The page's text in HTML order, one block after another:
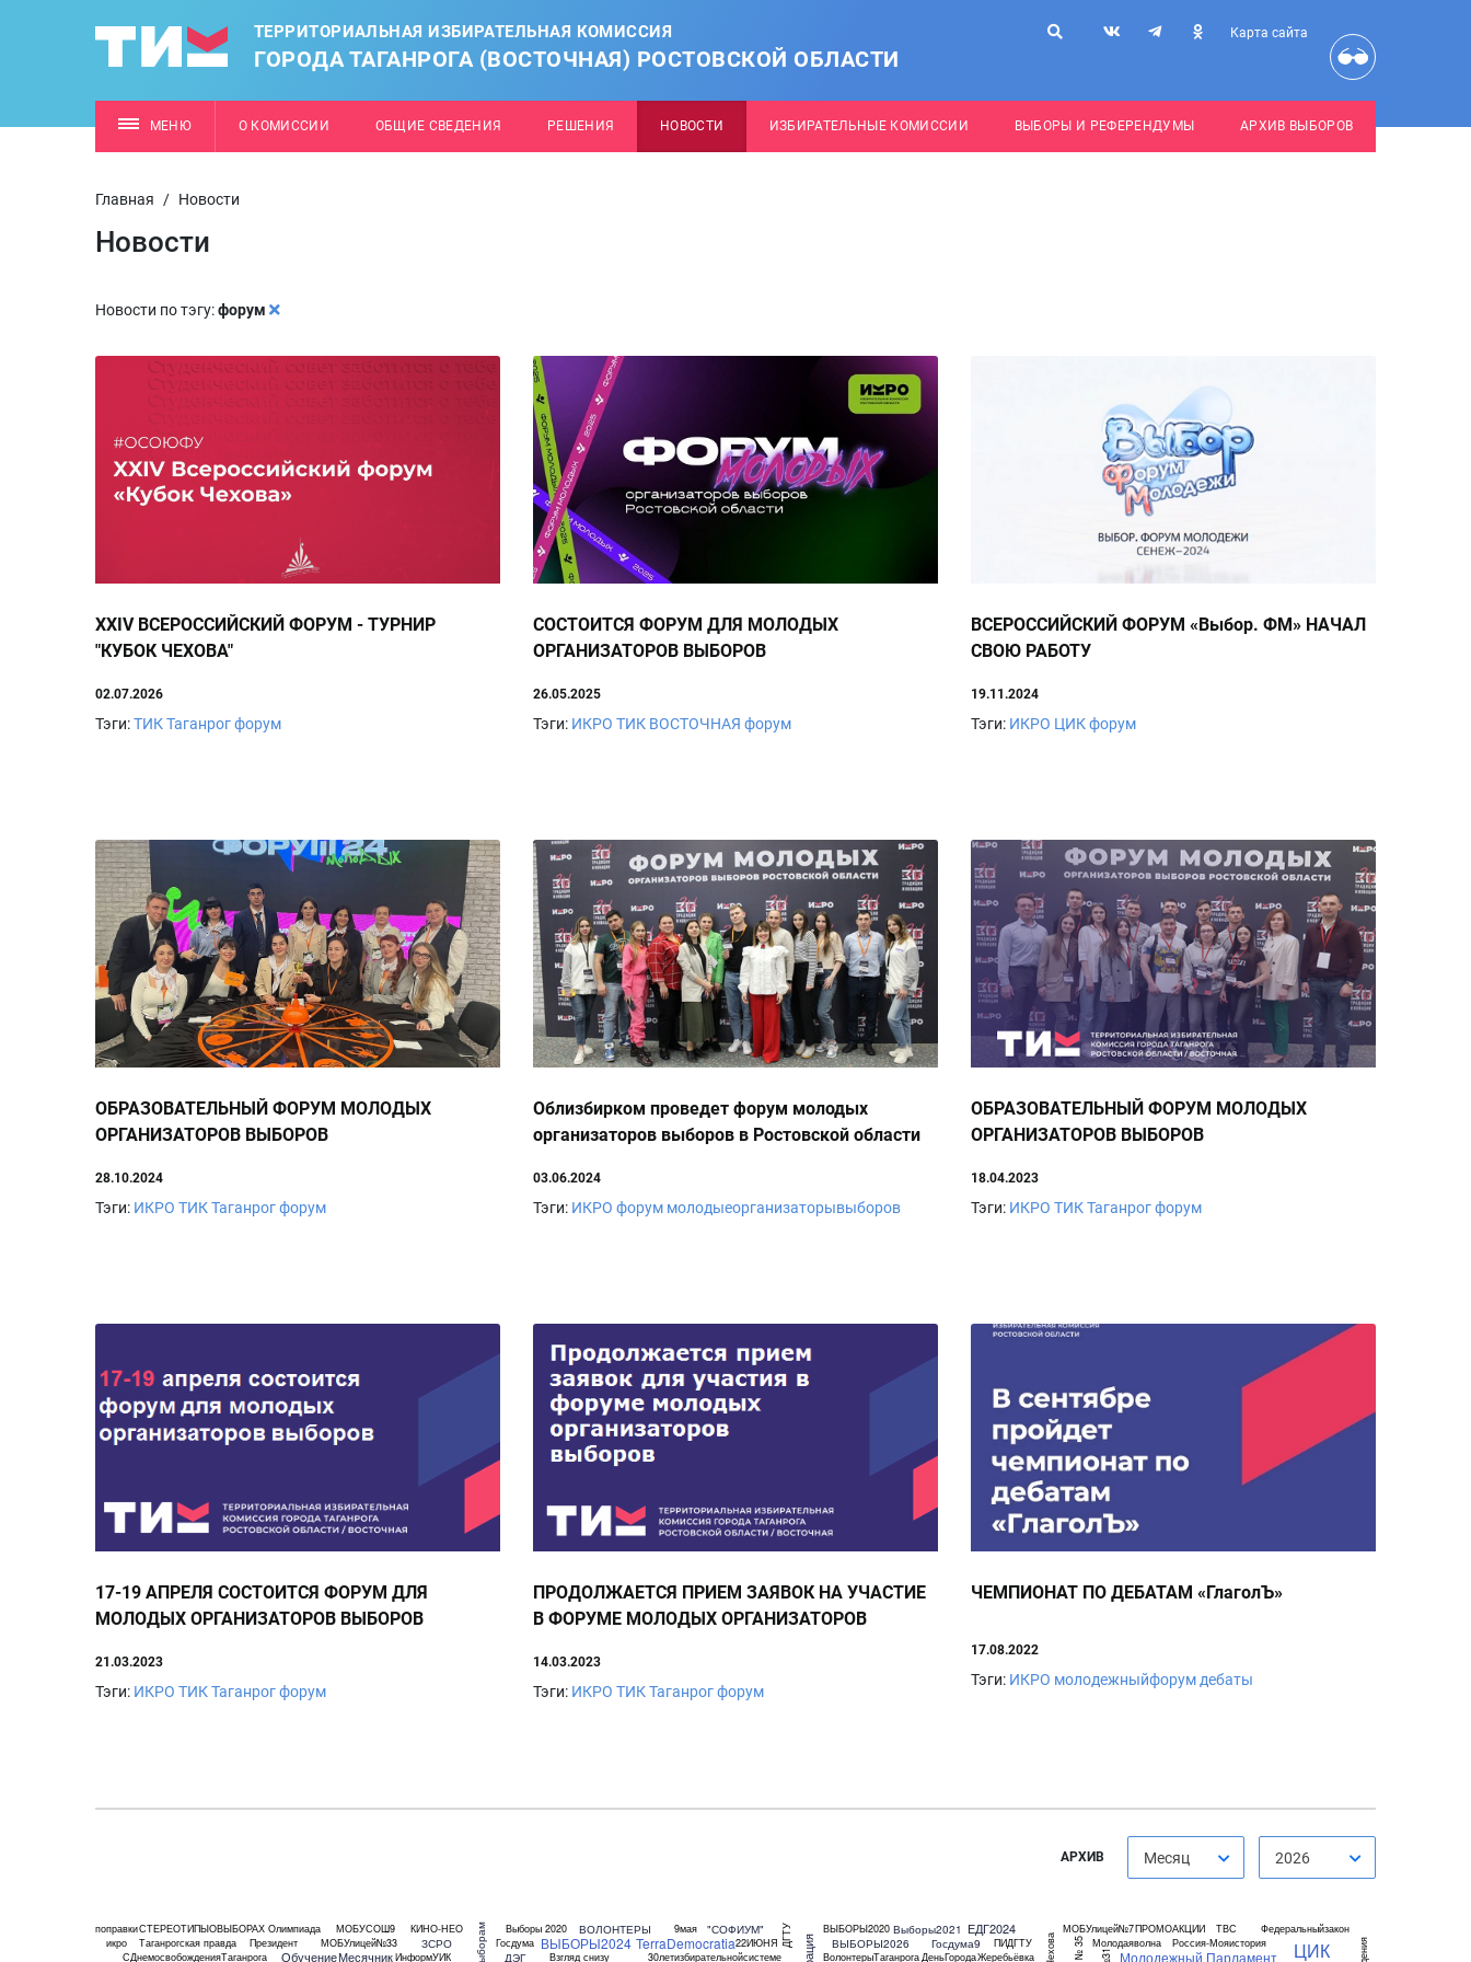
ТЕРРИТОРИАЛЬНАЯ ИЗБИРАТЕЛЬНАЯ КОМИССИЯ
ГОРОДА ТАГАНРОГА (ВОСТОЧНАЯ) РОСТОВСКОЙ ОБЛАСТИ
Карта сайта
МЕНЮ О КОМИССИИ ОБЩИЕ СВЕДЕНИЯ РЕШЕНИЯ НОВОСТИ ИЗБИРАТЕЛЬНЫЕ КОМИССИИ ВЫБОРЫ И РЕФЕРЕНДУМЫ АРХИВ ВЫБОРОВ
Главная / Новости
Новости
Новости по тэгу:форум
XXIV ВСЕРОССИЙСКИЙ ФОРУМ - ТУРНИР
"КУБОК ЧЕХОВА"
02.07.2026
Тэги:ТИКТаганрогфорум
СОСТОИТСЯ ФОРУМ ДЛЯ МОЛОДЫХ
ОРГАНИЗАТОРОВ ВЫБОРОВ
26.05.2025
Тэги: ИКРО ТИК ВОСТОЧНАЯ форум
ВСЕРОССИЙСКИЙ ФОРУМ «Выбор. ФМ» НАЧАЛ
СВОЮ РАБОТУ
19.11.2024
Тэги: ИКРО ЦИКфорум
ОБРАЗОВАТЕЛЬНЫЙ ФОРУМ МОЛОДЫХ
ОРГАНИЗАТОРОВ ВЫБОРОВ
28.10.2024
Тэги: ИКРО ТИКТаганрогфорум
Облизбирком проведет форум молодых
организаторов выборов в Ростовской области
03.06.2024
Тэги: ИКРО форум молодыеорганизаторывыборов
ОБРАЗОВАТЕЛЬНЫЙ ФОРУМ МОЛОДЫХ
ОРГАНИЗАТОРОВ ВЫБОРОВ
18.04.2023
Тэги: ИКРО ТИКТаганрогфорум
17-19 АПРЕЛЯ СОСТОИТСЯ ФОРУМ ДЛЯ
МОЛОДЫХ ОРГАНИЗАТОРОВ ВЫБОРОВ
21.03.2023
Тэги: ИКРО ТИКТаганрогфорум
ПРОДОЛЖАЕТСЯ ПРИЕМ ЗАЯВОК НА УЧАСТИЕ
В ФОРУМЕ МОЛОДЫХ ОРГАНИЗАТОРОВ
14.03.2023
Тэги: ИКРО ТИКТаганрогфорум
ЧЕМПИОНАТ ПО ДЕБАТАМ «ГлаголЪ»
17.08.2022
Тэги: ИКРО молодежныйфорумдебаты
АРХИВ Месяц 2026
"СОФИУМ"
22ИЮНЯ
30летизбирательнойсистеме
9мая
TerraDemocratia
ВОЛОНТЕРЫ ВЫБОРЫ2020
ВЫБОРЫ2024 ВЫБОРЫ2026
Взгляд снизу ВолонтерыТаганрога
Выборы 2020 Выборы2021
Госдума Госдума9
ДГТУ
ДЭГ ДеньГорода
ЕДГ2024
Жеребьёвка
ЗСРО
ИнформУИК
КИНО-НЕО
МОБУСОШ9
МОБУлицей№33
МОБУлицей№7
Месячник
Молодаяволна
Молодежный Парламент
Обучение
Олимпиада
ПИДГТУ
ПРОМОАКЦИИ
Президент
Россия-Мояистория
СДнемосвобожденияТаганрога
СТЕРЕОТИПЫОВЫБОРАХ
ТВС
Таганрогская правда
Федеральныйзакон
ЦИК
икро
поправки